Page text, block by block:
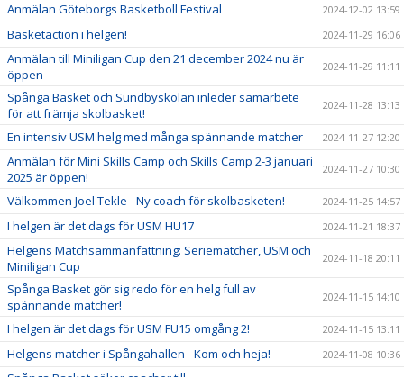
Anmälan Göteborgs Basketboll Festival 2024-12-02 13:59
Basketaction i helgen! 2024-11-29 16:06
Anmälan till Miniligan Cup den 21 december 2024 nu är
öppen
2024-11-29 11:11
Spånga Basket och Sundbyskolan inleder samarbete
för att främja skolbasket!
2024-11-28 13:13
En intensiv USM helg med många spännande matcher 2024-11-27 12:20
Anmälan för Mini Skills Camp och Skills Camp 2-3 januari
2025 är öppen!
2024-11-27 10:30
Välkommen Joel Tekle - Ny coach för skolbasketen! 2024-11-25 14:57
I helgen är det dags för USM HU17 2024-11-21 18:37
Helgens Matchsammanfattning: Seriematcher, USM och
Miniligan Cup
2024-11-18 20:11
Spånga Basket gör sig redo för en helg full av
spännande matcher!
2024-11-15 14:10
I helgen är det dags för USM FU15 omgång 2! 2024-11-15 13:11
Helgens matcher i Spångahallen - Kom och heja! 2024-11-08 10:36